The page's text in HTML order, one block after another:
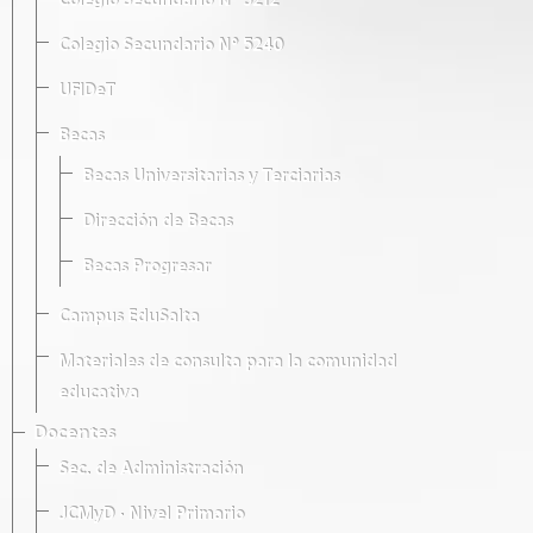
Colegio Secundario Nº 5240
UFIDeT
Becas
Becas Universitarias y Terciarias
Dirección de Becas
Becas Progresar
Campus EduSalta
Materiales de consulta para la comunidad
educativa
Docentes
Sec. de Administración
JCMyD · Nivel Primario